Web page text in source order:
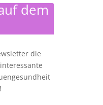
dem
die